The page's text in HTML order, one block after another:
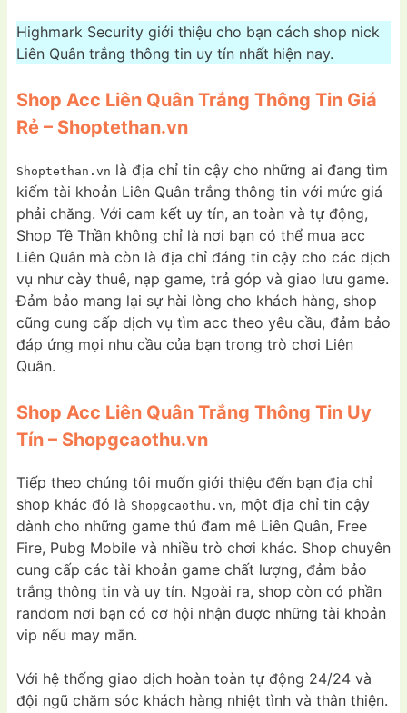
Highmark Security giới thiệu cho bạn cách shop nick
Liên Quân trắng thông tin uy tín nhất hiện nay.
Shop Acc Liên Quân Trắng Thông Tin Giá
Rẻ – Shoptethan.vn
Shoptethan.vn là địa chỉ tin cậy cho những ai đang tìm
kiếm tài khoản Liên Quân trắng thông tin với mức giá
phải chăng. Với cam kết uy tín, an toàn và tự động,
Shop Tề Thần không chỉ là nơi bạn có thể mua acc
Liên Quân mà còn là địa chỉ đáng tin cậy cho các dịch
vụ như cày thuê, nạp game, trả góp và giao lưu game.
Đảm bảo mang lại sự hài lòng cho khách hàng, shop
cũng cung cấp dịch vụ tìm acc theo yêu cầu, đảm bảo
đáp ứng mọi nhu cầu của bạn trong trò chơi Liên
Quân.
Shop Acc Liên Quân Trắng Thông Tin Uy
Tín – Shopgcaothu.vn
Tiếp theo chúng tôi muốn giới thiệu đến bạn địa chỉ
shop khác đó là Shopgcaothu.vn, một địa chỉ tin cậy
dành cho những game thủ đam mê Liên Quân, Free
Fire, Pubg Mobile và nhiều trò chơi khác. Shop chuyên
cung cấp các tài khoản game chất lượng, đảm bảo
trắng thông tin và uy tín. Ngoài ra, shop còn có phần
random nơi bạn có cơ hội nhận được những tài khoản
vip nếu may mắn.
Với hệ thống giao dịch hoàn toàn tự động 24/24 và
đội ngũ chăm sóc khách hàng nhiệt tình và thân thiện.